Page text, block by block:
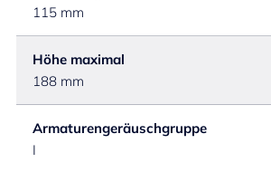
115 mm
Höhe maximal
188 mm
Armaturengeräuschgruppe
I